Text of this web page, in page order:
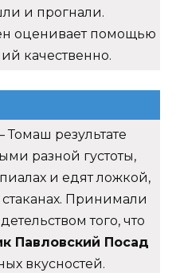
и прогнали.
оценивает помощью
качественно.
результате
разной густоты,
и едят ложкой,
Принимали
того, что
Павловский Посад
вкусностей.